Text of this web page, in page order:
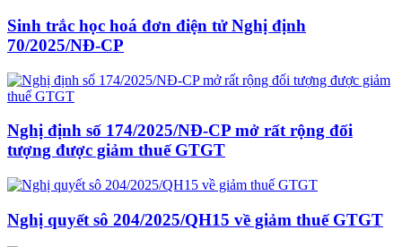
Sinh trắc học hoá đơn điện tử Nghị định
70/2025/NĐ-CP
Nghị định số 174/2025/NĐ-CP mở rất rộng đối
tượng được giảm thuế GTGT
Nghị quyết sô 204/2025/QH15 về giảm thuế GTGT